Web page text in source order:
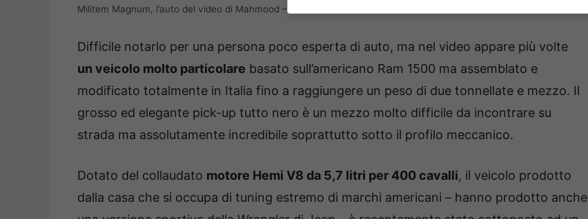
Militem Magnum, l’auto del video di Mahmood – Fuoristrada.it
Difficile notarlo per una persona poco esperta di auto, ma nel video appare più volte
un veicolo molto particolare basato sull’americano Ram 1500 ma assemblato e
modificato totalmente in Italia fino a raggiungere un peso di due tonnellate e mezzo. Il
grosso ed elegante pick-up tutto nero è un mezzo molto difficile da incontrare su
strada ma assolutamente incredibile soprattutto sotto il profilo meccanico.
Dotato del collaudato motore Hemi V8 da 5,7 litri per 400 cavalli, il veicolo prodotto
dalla casa che si occupa di tuning estremo di marchi americani – hanno prodotto anche